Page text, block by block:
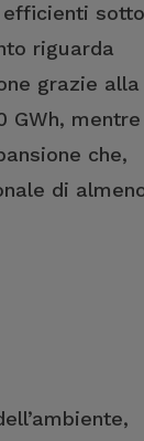
efficienti
riguarda
grazie alla
GWh, mentre
che,
di